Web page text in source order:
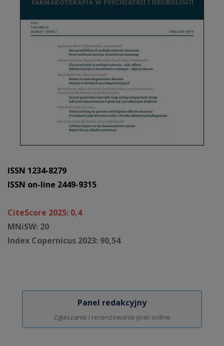
ISSN 1234-8279
ISSN on-line 2449-9315
CiteScore 2025: 0,4
MNiSW: 20
Index Copernicus 2023: 90,54
Panel redakcyjny
Zgłaszanie i recenzowanie prac online